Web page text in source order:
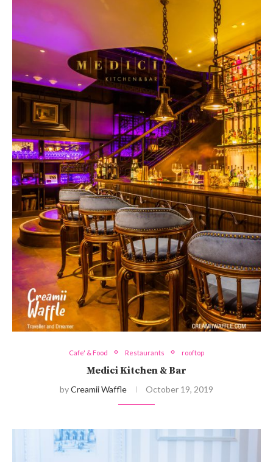
Cafe' & Food Restaurants rooftop
Medici Kitchen & Bar
byCreamii Waffle October 19, 2019